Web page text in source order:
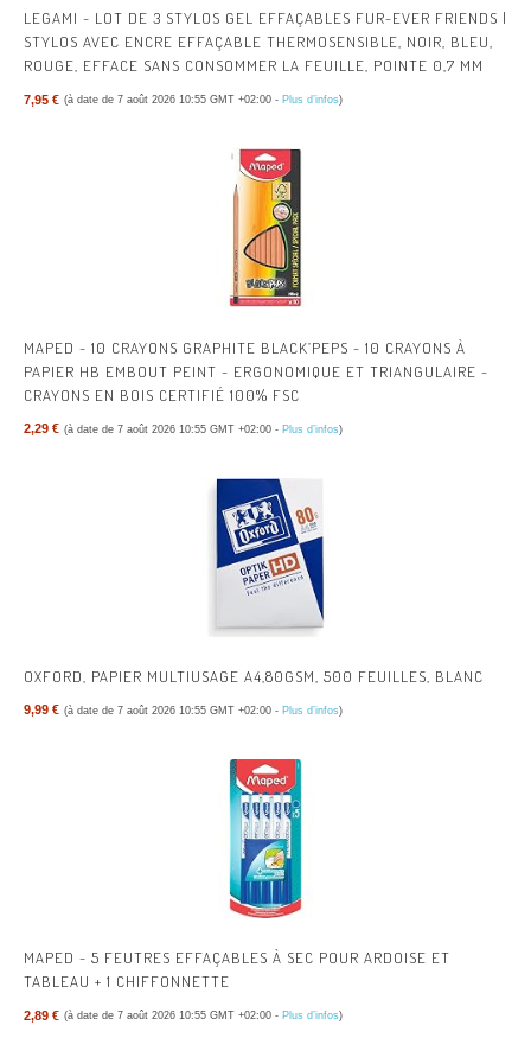
LEGAMI - LOT DE 3 STYLOS GEL EFFAÇABLES FUR-EVER FRIENDS |
STYLOS AVEC ENCRE EFFAÇABLE THERMOSENSIBLE, NOIR, BLEU,
ROUGE, EFFACE SANS CONSOMMER LA FEUILLE, POINTE 0,7 MM
7,95 € (à date de 7 août 2026 10:55 GMT +02:00 - Plus d’infos)
MAPED - 10 CRAYONS GRAPHITE BLACK’PEPS - 10 CRAYONS À
PAPIER HB EMBOUT PEINT - ERGONOMIQUE ET TRIANGULAIRE -
CRAYONS EN BOIS CERTIFIÉ 100% FSC
2,29 € (à date de 7 août 2026 10:55 GMT +02:00 - Plus d’infos)
OXFORD, PAPIER MULTIUSAGE A4,80GSM, 500 FEUILLES, BLANC
9,99 € (à date de 7 août 2026 10:55 GMT +02:00 - Plus d’infos)
MAPED - 5 FEUTRES EFFAÇABLES À SEC POUR ARDOISE ET
TABLEAU + 1 CHIFFONNETTE
2,89 € (à date de 7 août 2026 10:55 GMT +02:00 - Plus d’infos)